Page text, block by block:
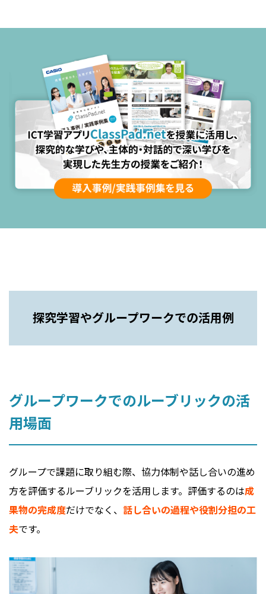
探究学習やグループワークでの活用例
グループワークでのルーブリックの活
用場面
グループで課題に取り組む際、協力体制や話し合いの進め
方を評価するルーブリックを活用します。評価するのは成
果物の完成度だけでなく、 話し合いの過程や役割分担の工
夫です。